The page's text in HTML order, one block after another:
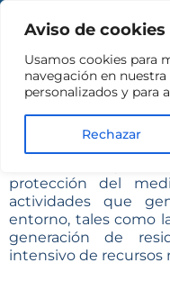
Aviso de cookies
Usamos cookies para
navegación en
personalizados y para
Rechazar
protección del
actividades que
entorno, tales como
generación de
intensivo de recursos